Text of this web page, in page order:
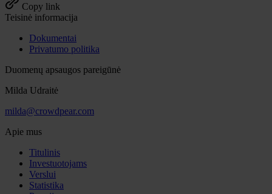
Copy link
Teisinė informacija
Dokumentai
Privatumo politika
Duomenų apsaugos pareigūnė
Milda Udraitė
milda@crowdpear.com
Apie mus
Titulinis
Investuotojams
Verslui
Statistika